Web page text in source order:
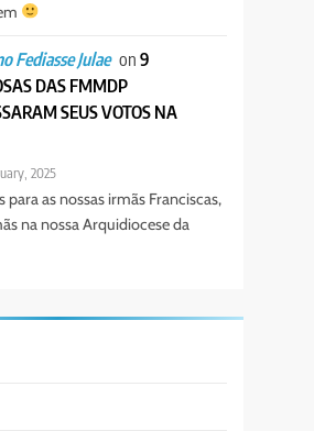
Fediasse Julae on9
DAS FMMDP
SEUS VOTOS NA
2025
para as nossas irmãs Franciscas,
na nossa Arquidiocese da